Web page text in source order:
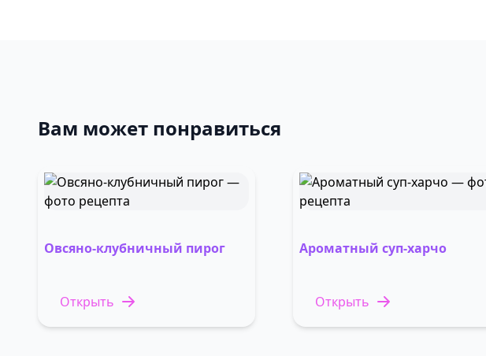
Вам может понравиться
Овсяно-клубничный пирог
Открыть
Ароматный суп-харчо
Открыть